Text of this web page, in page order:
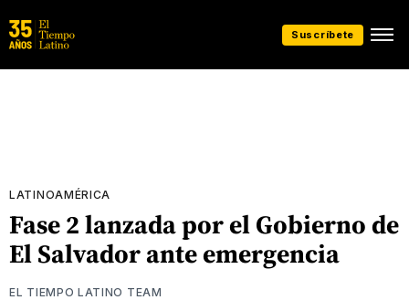
Suscríbete
LATINOAMÉRICA
Fase 2 lanzada por el Gobierno de
El Salvador ante emergencia
EL TIEMPO LATINO TEAM